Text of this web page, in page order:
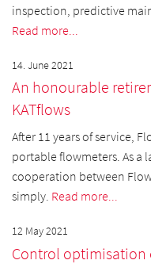
inspection, predictive
Read more...
14. June 2021
An honourable
KATflows
After 11 years of service,
portable flowmeters. As a
cooperation between
simply. Read more...
12 May 2021
Control optimisation